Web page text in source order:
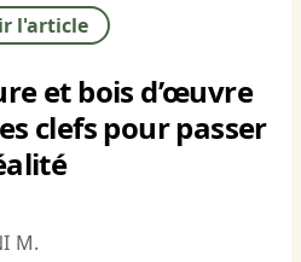
l'article
et bois d’œuvre
clefs pour passer
M.